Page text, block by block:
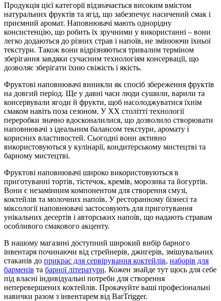
Продукція цієї категорії відзначається високим вмістом
натуральних фруктів та ягід, що забезпечує насичений смак і
приємний аромат. Наповнювачі мають однорідну
консистенцію, що робить їх зручними у використанні – вони
легко додаються до різних страв і напоїв, не змінюючи їхньої
текстури. Також вони відрізняються тривалим терміном
зберігання завдяки сучасним технологіям консервації, що
дозволяє зберігати їхню свіжість і якість.
Фруктові наповнювачі виникли як спосіб збереження фруктів
на довгий період. Ще у давні часи люди сушили, варили та
консервували ягоди й фрукти, щоб насолоджуватися їхнім
смаком навіть поза сезоном. У ХХ столітті технології
переробки значно вдосконалилися, що дозволило створювати
наповнювачі з ідеальним балансом текстури, аромату і
корисних властивостей. Сьогодні вони активно
використовуються у кулінарії, кондитерському мистецтві та
барному мистецтві.
Фруктові наповнювачі широко використовуються в
приготуванні тортів, тістечок, кремів, морозива та йогуртів.
Вони є незамінним компонентом для створення смузі,
коктейлів та молочних напоїв. У ресторанному бізнесі та
міксології наповнювачі застосовують для приготування
унікальних десертів і авторських напоїв, що надають стравам
особливого смакового акценту.
В нашому магазині доступний широкий вибір барного
інвентаря починаючи від стрейнерів, джигерів, змішувальних
стаканів до прикрас для сервірування коктейлів, наборів для
барменів та барної літератури. Кожен знайде тут щось для себе
під власні індивідуальні потреби для створення
неперевершених коктейлів. Прокачуйте ваші професіональні
навички разом з інвентарем від BarTrigger.